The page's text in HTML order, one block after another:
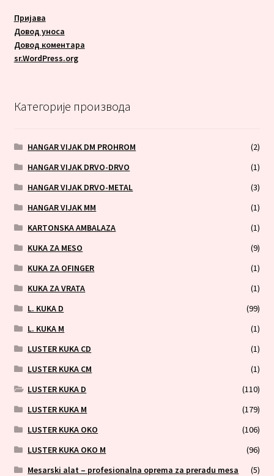
Пријава
Довод уноса
Довод коментара
sr.WordPress.org
Категорије производа
HANGAR VIJAK DM PROHROM
(2)
HANGAR VIJAK DRVO-DRVO
(1)
HANGAR VIJAK DRVO-METAL
(3)
HANGAR VIJAK MM
(1)
KARTONSKA AMBALAZA
(1)
KUKA ZA MESO
(9)
KUKA ZA OFINGER
(1)
KUKA ZA VRATA
(1)
L. KUKA D
(99)
L. KUKA M
(1)
LUSTER KUKA CD
(1)
LUSTER KUKA CM
(1)
LUSTER KUKA D
(110)
LUSTER KUKA M
(179)
LUSTER KUKA OKO
(106)
LUSTER KUKA OKO M
(96)
Mesarski alat – profesionalna oprema za preradu mesa
(5)